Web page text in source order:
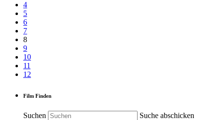
4
5
6
7
8
9
10
11
12
Film Finden
Suchen Suche abschicken